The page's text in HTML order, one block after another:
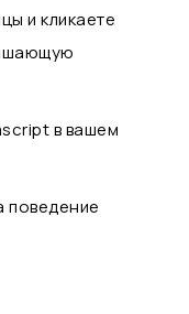
и кликаете
в вашем
поведение